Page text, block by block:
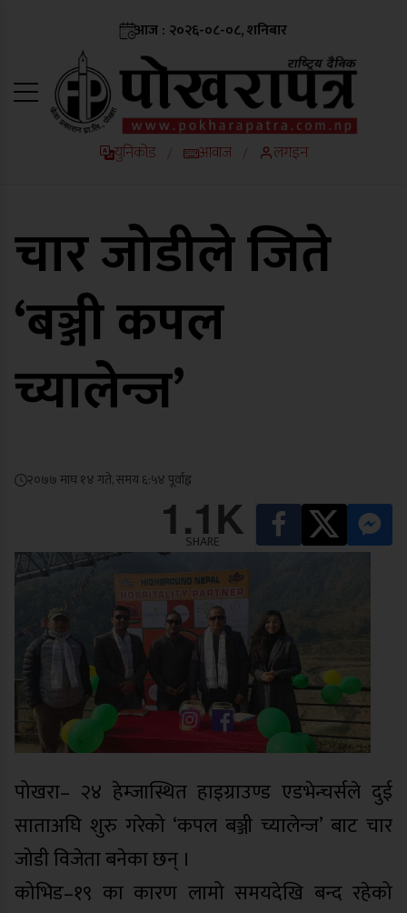
आज : २०२६-०८-०८, शनिबार
युनिकोड / आवाज / लगइन
चार जोडीले जिते
‘बञ्जी कपल
च्यालेन्ज’
२०७७ माघ १४ गते, समय ६:५४ पूर्वाह्न
1.1K
SHARE
पोखरा– २४ हेम्जास्थित हाइग्राउण्ड एडभेन्चर्सले दुई
साताअघि शुरु गरेको ‘कपल बञ्जी च्यालेन्ज’ बाट चार
जोडी विजेता बनेका छन् ।
कोभिड–१९ का कारण लामो समयदेखि बन्द रहेको